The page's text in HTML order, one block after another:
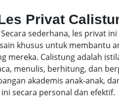
Privat
sederhana, les privat
khusus untuk membantu
mereka. Calistung adalah
menulis, berhitung, dan
akademis anak-anak,
secara personal dan efektif.